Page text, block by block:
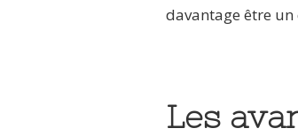
davantage être
Les